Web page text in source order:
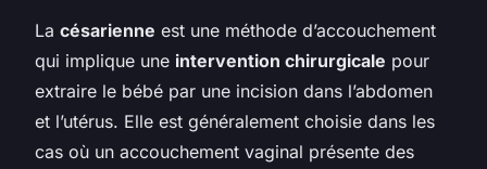
La césarienne est une méthode d’accouchement
qui implique une intervention chirurgicale pour
extraire le bébé par une incision dans l’abdomen
et l’utérus. Elle est généralement choisie dans les
cas où un accouchement vaginal présente des